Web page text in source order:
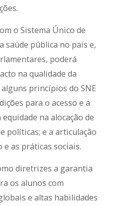
o Sistema Único de
saúde pública no país e,
poderá
na qualidade da
princípios do SNE
para o acesso e a
na alocação de
políticas; e a articulação
as práticas sociais.
diretrizes a garantia
os alunos com
e altas habilidades